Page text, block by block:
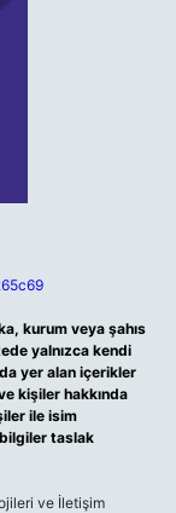
kurum veya şahıs
yalnızca kendi
yer alan içerikler
kişiler hakkında
ile isim
taslak
ve İletişim